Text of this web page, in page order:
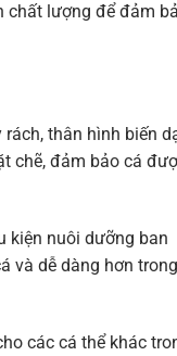
chất lượng để đảm
thân hình biến
chẽ, đảm bảo cá
kiện nuôi dưỡng ban
và dễ dàng hơn trong
các cá thể khác